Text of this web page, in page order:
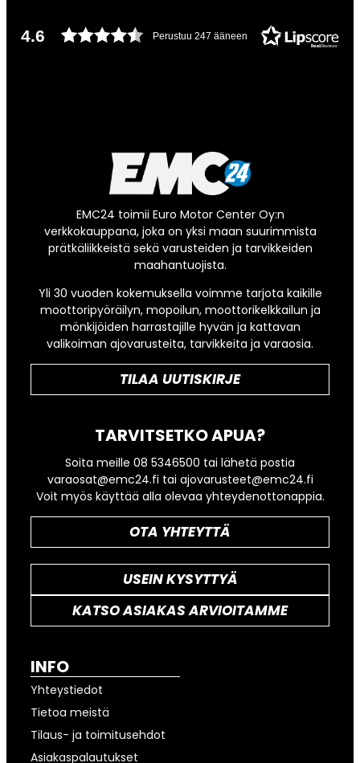
4.6 Perustuu 247 ääneen
EMC24 toimii Euro Motor Center Oy:n
verkkokauppana, joka on yksi maan suurimmista
prätkäliikkeistä sekä varusteiden ja tarvikkeiden
maahantuojista.
Yli 30 vuoden kokemuksella voimme tarjota kaikille
moottoripyöräilyn, mopoilun, moottorikelkkailun ja
mönkijöiden harrastajille hyvän ja kattavan
valikoiman ajovarusteita, tarvikkeita ja varaosia.
TILAA UUTISKIRJE
TARVITSETKO APUA?
Soita meille 08 5346500 tai lähetä postia
varaosat@emc24.fi tai ajovarusteet@emc24.fi
Voit myös käyttää alla olevaa yhteydenottonappia.
OTA YHTEYTTÄ
USEIN KYSYTTYÄ
KATSO ASIAKAS ARVIOITAMME
INFO
Yhteystiedot
Tietoa meistä
Tilaus- ja toimitusehdot
Asiakaspalautukset